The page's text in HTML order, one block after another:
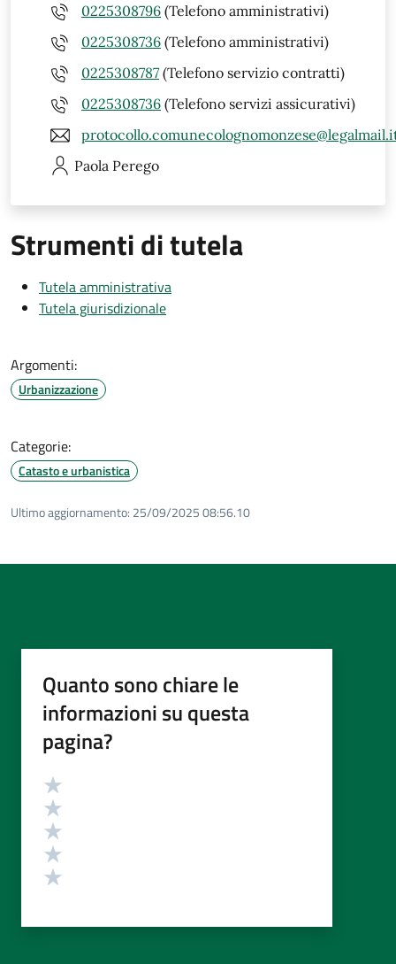
0225308796 (Telefono amministrativi)
0225308736 (Telefono amministrativi)
0225308787 (Telefono servizio contratti)
0225308736 (Telefono servizi assicurativi)
Paola Perego
Strumenti di tutela
Tutela amministrativa
Tutela giurisdizionale
Argomenti:
Urbanizzazione
Categorie:
Catasto e urbanistica
Ultimo aggiornamento: 25/09/2025 08:56.10
Quanto sono chiare le
informazioni su questa
pagina?
Valutazione